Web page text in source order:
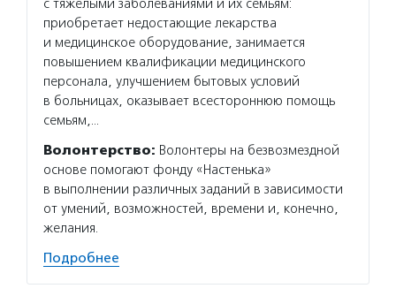
с тяжелыми заболеваниями и их семьям:
приобретает недостающие лекарства
и медицинское оборудование, занимается
повышением квалификации медицинского
персонала, улучшением бытовых условий
в больницах, оказывает всестороннюю помощь
семьям,…
Волонтерство: Волонтеры на безвозмездной
основе помогают фонду «Настенька»
в выполнении различных заданий в зависимости
от умений, возможностей, времени и, конечно,
желания.
Подробнее